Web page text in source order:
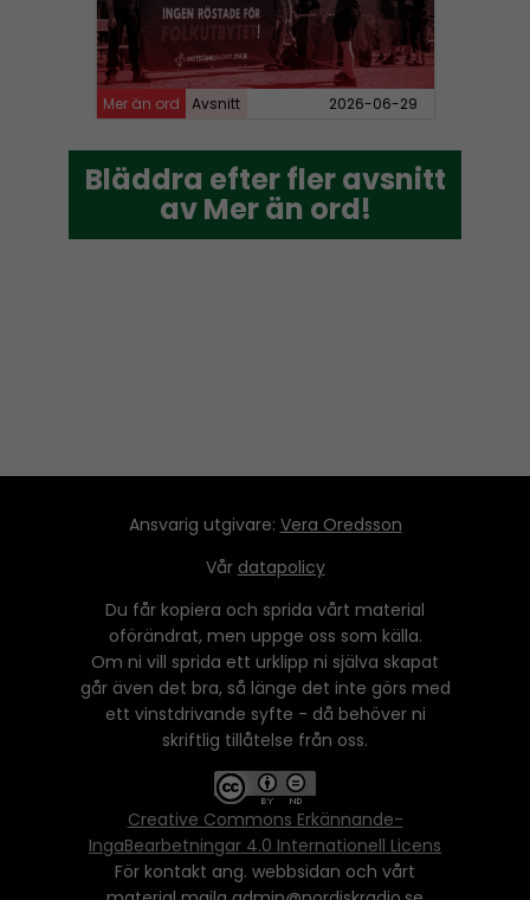
Mer än ord Avsnitt 2026-06-29
Bläddra efter fler avsnitt
av Mer än ord!
Bläddra efter fler avsnitt
av Mer än ord!
Ansvarig utgivare: Vera Oredsson
Vår datapolicy
Du får kopiera och sprida vårt material
oförändrat, men uppge oss som källa.
Om ni vill sprida ett urklipp ni själva skapat
går även det bra, så länge det inte görs med
ett vinstdrivande syfte - då behöver ni
skriftlig tillåtelse från oss.
Creative Commons Erkännande-
IngaBearbetningar 4.0 Internationell Licens
För kontakt ang. webbsidan och vårt